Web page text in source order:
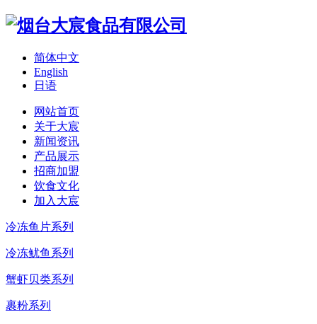
简体中文
English
日语
网站首页
关于大宸
新闻资讯
产品展示
招商加盟
饮食文化
加入大宸
冷冻鱼片系列
冷冻鱿鱼系列
蟹虾贝类系列
裹粉系列